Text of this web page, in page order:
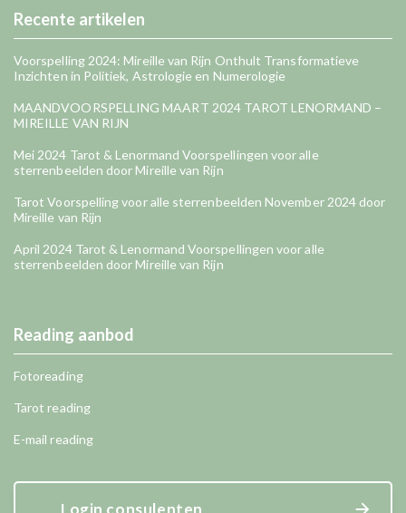
Recente artikelen
Voorspelling 2024: Mireille van Rijn Onthult Transformatieve
Inzichten in Politiek, Astrologie en Numerologie
MAANDVOORSPELLING MAART 2024 TAROT LENORMAND –
MIREILLE VAN RIJN
Mei 2024 Tarot & Lenormand Voorspellingen voor alle
sterrenbeelden door Mireille van Rijn
Tarot Voorspelling voor alle sterrenbeelden November 2024 door
Mireille van Rijn
April 2024 Tarot & Lenormand Voorspellingen voor alle
sterrenbeelden door Mireille van Rijn
Reading aanbod
Fotoreading
Tarot reading
E-mail reading
Login consulenten